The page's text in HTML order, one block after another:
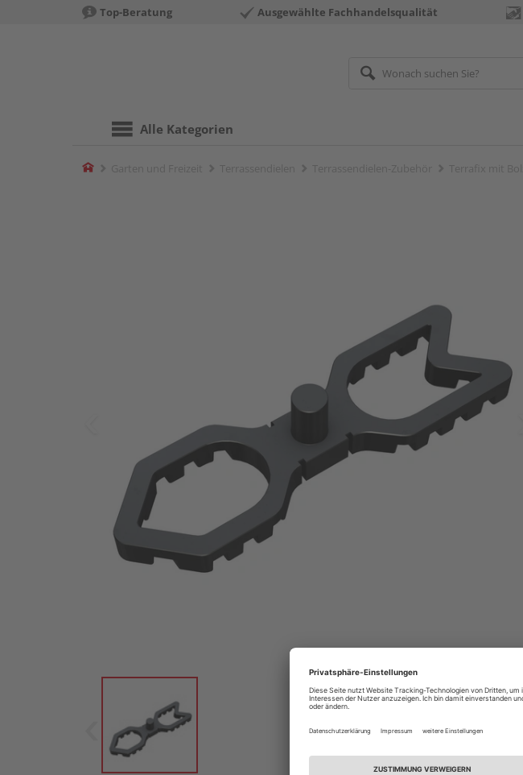
Top-Beratung Ausgewählte Fachhandelsqualität
Alle Kategorien
Home